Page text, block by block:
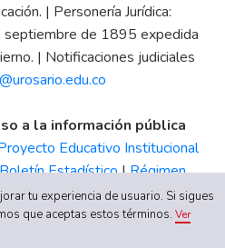
| Personería Jurídica:
de 1895 expedida
| Notificaciones judiciales
a la información pública
Educativo Institucional
Estadístico|Régimen
|Código de Ética| Canal
UR
tu experiencia de usuario. Si sigues
que aceptas estos términos.Ver